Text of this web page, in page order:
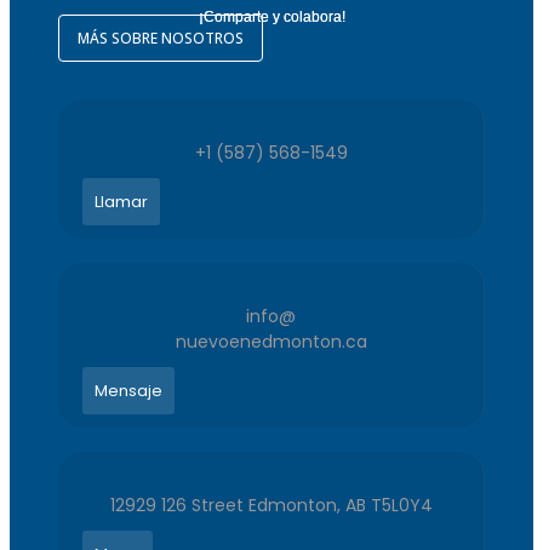
¡Comparte y colabora!
MÁS SOBRE NOSOTROS
+1 (587) 568-1549
Llamar
info@
nuevoenedmonton.ca
Mensaje
12929 126 Street Edmonton, AB T5L0Y4